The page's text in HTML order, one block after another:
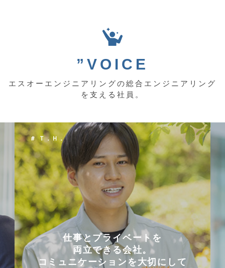
”VOICE
エスオーエンジニアリングの総合エンジニアリング
を支える社員。
＃ Ｋ．Ｙ．
会社を選んだ理由は
「これまでに働いた経験が
いかせるから」。